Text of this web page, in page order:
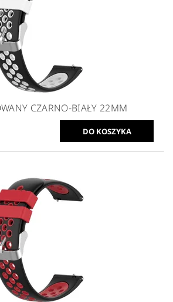
CZARNO-BIAŁY 22MM